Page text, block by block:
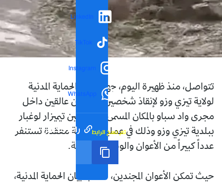
LinkedIn
TikTok
Instagram
WhatsApp
رابط مختصر تم نسخ الرابط
تتواصل، منذ ظهيرة اليوم، جهود فرق الحماية المدنية
لولاية تيزي وزو لإنقاذ شخصين ما يزالان عالقين داخل
مجرى واد سباو بالمكان المسمى أسكلاويين تيميزار لوغبار
ببلدية تيزي وزو وذلك في عملية ميدانية معقدة تستنفر
عدداً كبيراً من الأعوان والوسائل التقنية.
حيث تمكن الأعوان المجندين، حسب بيان الحماية المدنية،